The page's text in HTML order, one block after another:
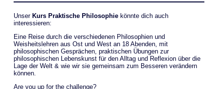
Unser Kurs Praktische Philosophie könnte dich auch
interessieren:
Eine Reise durch die verschiedenen Philosophien und
Weisheitslehren aus Ost und West an 18 Abenden, mit
philosophischen Gesprächen, praktischen Übungen zur
philosophischen Lebenskunst für den Alltag und Reflexion über die
Lage der Welt & wie wir sie gemeinsam zum Besseren verändern
können.
Are you up for the challenge?